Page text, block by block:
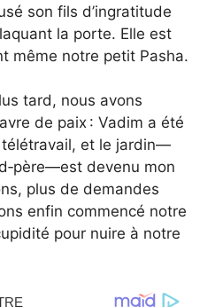
son fils d’ingratitude
la porte. Elle est
même notre petit Pasha.
tard, nous avons
de paix : Vadim a été
télétravail, et le jardin—
devenu mon
plus de demandes
enfin commencé notre
pour nuire à notre